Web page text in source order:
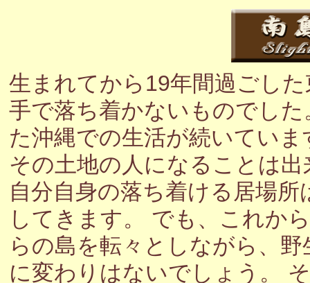
生まれてから19年間過ごし
手で落ち着かないものでし
た沖縄での生活が続いてい
その土地の人になることは
自分自身の落ち着ける居場
してきます。 でも、これか
らの島を転々としながら、
に変わりはないでしょう。